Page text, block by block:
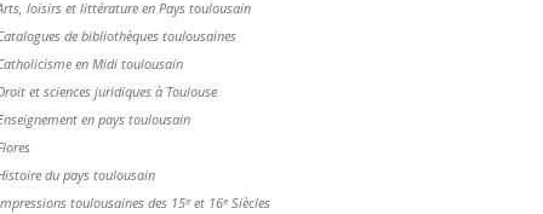
loisirs et littérature en Pays toulousain
de bibliothèques toulousaines
en Midi toulousain
et sciences juridiques à Toulouse
en pays toulousain
du pays toulousain
toulousaines des 15ᵉ et 16ᵉ Siècles